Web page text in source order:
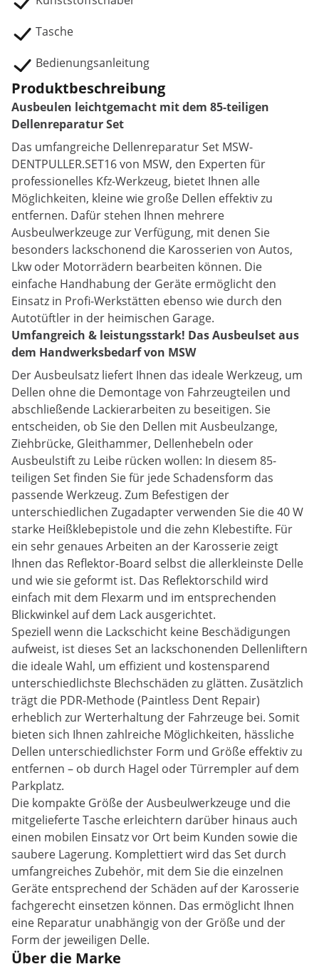
Tasche
Bedienungsanleitung
Produktbeschreibung
Ausbeulen leichtgemacht mit dem 85-teiligen
Dellenreparatur Set
Das umfangreiche Dellenreparatur Set MSW-
DENTPULLER.SET16 von MSW, den Experten für
professionelles Kfz-Werkzeug, bietet Ihnen alle
Möglichkeiten, kleine wie große Dellen effektiv zu
entfernen. Dafür stehen Ihnen mehrere
Ausbeulwerkzeuge zur Verfügung, mit denen Sie
besonders lackschonend die Karosserien von Autos,
Lkw oder Motorrädern bearbeiten können. Die
einfache Handhabung der Geräte ermöglicht den
Einsatz in Profi-Werkstätten ebenso wie durch den
Autotüftler in der heimischen Garage.
Umfangreich & leistungsstark! Das Ausbeulset aus
dem Handwerksbedarf von MSW
Der Ausbeulsatz liefert Ihnen das ideale Werkzeug, um
Dellen ohne die Demontage von Fahrzeugteilen und
abschließende Lackierarbeiten zu beseitigen. Sie
entscheiden, ob Sie den Dellen mit Ausbeulzange,
Ziehbrücke, Gleithammer, Dellenhebeln oder
Ausbeulstift zu Leibe rücken wollen: In diesem 85-
teiligen Set finden Sie für jede Schadensform das
passende Werkzeug. Zum Befestigen der
unterschiedlichen Zugadapter verwenden Sie die 40 W
starke Heißklebepistole und die zehn Klebestifte. Für
ein sehr genaues Arbeiten an der Karosserie zeigt
Ihnen das Reflektor-Board selbst die allerkleinste Delle
und wie sie geformt ist. Das Reflektorschild wird
einfach mit dem Flexarm und im entsprechenden
Blickwinkel auf dem Lack ausgerichtet.
Speziell wenn die Lackschicht keine Beschädigungen
aufweist, ist dieses Set an lackschonenden Dellenliftern
die ideale Wahl, um effizient und kostensparend
unterschiedlichste Blechschäden zu glätten. Zusätzlich
trägt die PDR-Methode (Paintless Dent Repair)
erheblich zur Werterhaltung der Fahrzeuge bei. Somit
bieten sich Ihnen zahlreiche Möglichkeiten, hässliche
Dellen unterschiedlichster Form und Größe effektiv zu
entfernen – ob durch Hagel oder Türrempler auf dem
Parkplatz.
Die kompakte Größe der Ausbeulwerkzeuge und die
mitgelieferte Tasche erleichtern darüber hinaus auch
einen mobilen Einsatz vor Ort beim Kunden sowie die
saubere Lagerung. Komplettiert wird das Set durch
umfangreiches Zubehör, mit dem Sie die einzelnen
Geräte entsprechend der Schäden auf der Karosserie
fachgerecht einsetzen können. Das ermöglicht Ihnen
eine Reparatur unabhängig von der Größe und der
Form der jeweiligen Delle.
Über die Marke